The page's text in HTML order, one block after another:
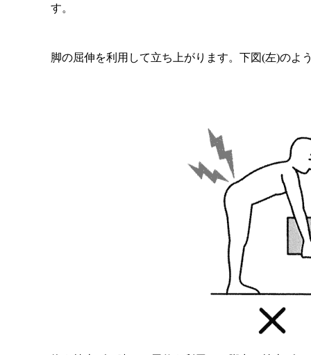
す。
脚の屈伸を利用して立ち上がります。下図(左)のよ